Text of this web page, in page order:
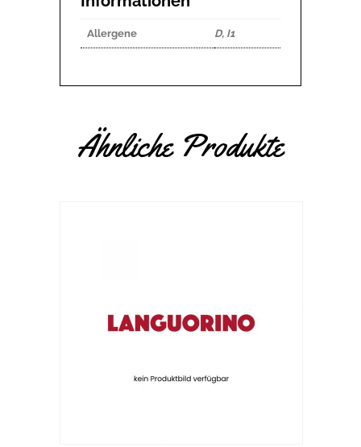
Allergene D, I1
Ähnliche Produkte